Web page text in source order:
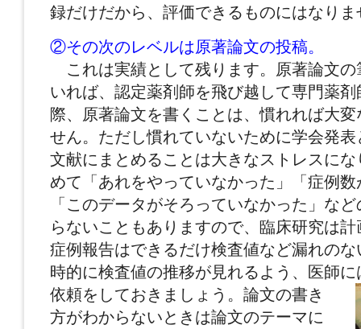
録だけだから、評価できるものにはなりま
②その次のレベルは原著論文の投稿。
これは実績として残ります。原著論文の
いれば、認定薬剤師を飛び越して専門薬
際、原著論文を書くことは、慣れれば大
せん。ただし慣れていないために学会発
文献にまとめることは大きなストレスに
めて「あれをやっていなかった」「症例
「このデータがそろっていなかった」な
らないこともありますので、臨床研究は
症例報告はできるだけ検査値など漏れの
時的に検査値の推移が見れるよう、医師
依頼をしておきましょう。 論文の書き
方がわからないときは論文のテーマに